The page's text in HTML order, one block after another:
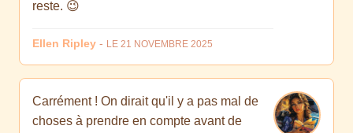
reste. 😉
Ellen Ripley - LE 21 NOVEMBRE 2025
Carrément ! On dirait qu'il y a pas mal de
choses à prendre en compte avant de